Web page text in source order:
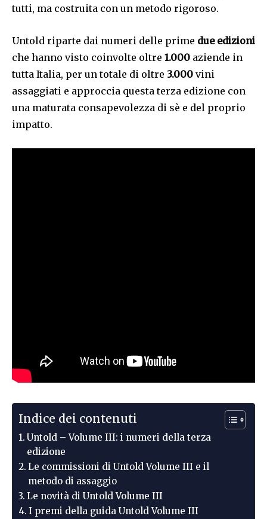
tutti, ma costruita con un metodo rigoroso.
Untold riparte dai numeri delle prime due edizioni
che hanno visto coinvolte oltre 1.000 aziende in
tutta Italia, per un totale di oltre 3.000 vini
assaggiati e approccia questa terza edizione con
una maturata consapevolezza di sè e del proprio
impatto.
Indice dei contenuti
Untold – Volume III: i numeri della terza
edizione
Le commissioni di Untold Volume III e il
metodo di assaggio
Le novità di Untold Volume III
I premi della guida Untold Volume III